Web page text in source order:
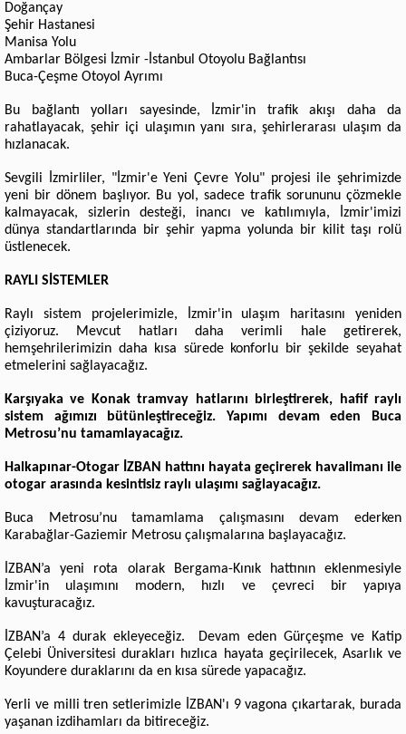
Doğançay
Şehir Hastanesi
Manisa Yolu
Ambarlar Bölgesi İzmir -İstanbul Otoyolu Bağlantısı
Buca-Çeşme Otoyol Ayrımı
Bu bağlantı yolları sayesinde, İzmir'in trafik akışı daha da
rahatlayacak, şehir içi ulaşımın yanı sıra, şehirlerarası ulaşım da
hızlanacak.
Sevgili İzmirliler, "İzmir'e Yeni Çevre Yolu" projesi ile şehrimizde
yeni bir dönem başlıyor. Bu yol, sadece trafik sorununu çözmekle
kalmayacak, sizlerin desteği, inancı ve katılımıyla, İzmir'imizi
dünya standartlarında bir şehir yapma yolunda bir kilit taşı rolü
üstlenecek.
RAYLI SİSTEMLER
Raylı sistem projelerimizle, İzmir'in ulaşım haritasını yeniden
çiziyoruz. Mevcut hatları daha verimli hale getirerek,
hemşehrilerimizin daha kısa sürede konforlu bir şekilde seyahat
etmelerini sağlayacağız.
Karşıyaka ve Konak tramvay hatlarını birleştirerek, hafif raylı
sistem ağımızı bütünleştireceğiz.
Yapımı devam eden Buca
Metrosu’nu tamamlayacağız.
Halkapınar-Otogar İZBAN hattını hayata geçirerek havalimanı ile
otogar arasında kesintisiz raylı ulaşımı sağlayacağız.
Buca Metrosu’nu tamamlama çalışmasını devam ederken
Karabağlar-Gaziemir Metrosu çalışmalarına başlayacağız.
İZBAN’a yeni rota olarak Bergama-Kınık hattının eklenmesiyle
İzmir'in ulaşımını modern, hızlı ve çevreci bir yapıya
kavuşturacağız.
İZBAN’a 4 durak ekleyeceğiz. Devam eden Gürçeşme ve Katip
Çelebi Üniversitesi durakları hızlıca hayata geçirilecek, Asarlık ve
Koyundere duraklarını da en kısa sürede yapacağız.
Yerli ve milli tren setlerimizle İZBAN'ı 9 vagona çıkartarak, burada
yaşanan izdihamları da bitireceğiz.